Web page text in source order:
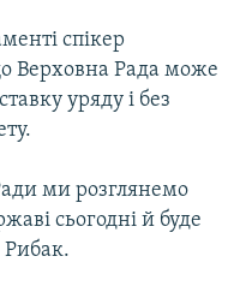
спікер
Верховна Рада може
уряду і без
ми розглянемо
сьогодні й буде
Рибак.